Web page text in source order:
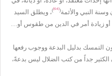
النبي والأئمة(
[64]
)، ويطلق السيد
زيادة أمر في الدين من طقوس أو…
التمسك بدليل البدعة ووجوب رفعها
جداً من كتب الضلال ليس بدعةً،